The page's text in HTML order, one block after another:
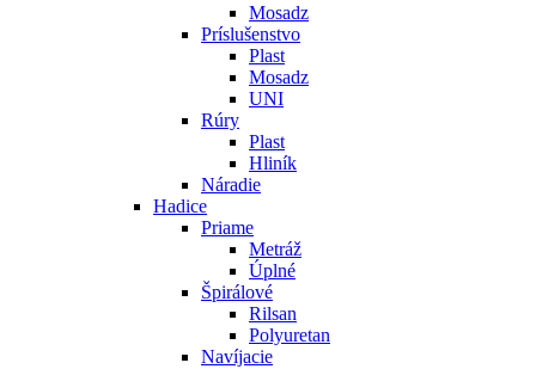
Mosadz
Príslušenstvo
Plast
Mosadz
UNI
Rúry
Plast
Hliník
Náradie
Hadice
Priame
Metráž
Úplné
Špirálové
Rilsan
Polyuretan
Navíjacie